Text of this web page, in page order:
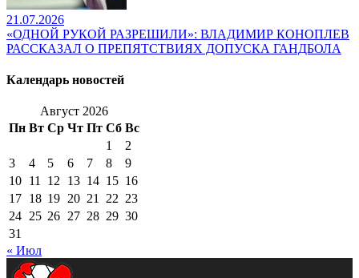
21.07.2026
«ОДНОЙ РУКОЙ РАЗРЕШИЛИ»: ВЛАДИМИР КОНОПЛЕВ
РАССКАЗАЛ О ПРЕПЯТСТВИЯХ ДОПУСКА ГАНДБОЛА
Календарь новостей
Август 2026
Пн Вт Ср Чт Пт Сб Вс
1
2
3
4 5 6 7 8
9
10 11 12 13 14 15 16
17 18 19 20 21 22 23
24 25 26 27 28 29 30
31
« Июл